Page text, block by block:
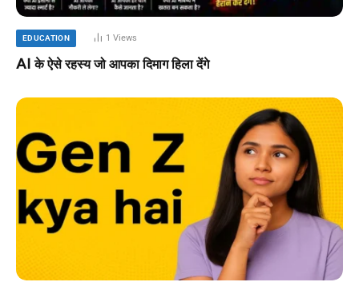
EDUCATION 1Views
AI के ऐसे रहस्य जो आपका दिमाग हिला देंगे